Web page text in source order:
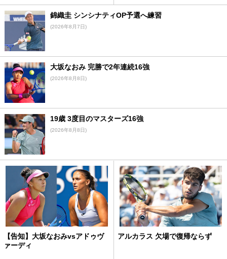
錦織圭 シンシナティOP予選へ練習
(2026年8月7日)
大坂なおみ 完勝で2年連続16強
(2026年8月8日)
19歳 3度目のマスターズ16強
(2026年8月8日)
【告知】大坂なおみvsアドゥヴ
ァーディ
アルカラス 欠場で復帰ならず